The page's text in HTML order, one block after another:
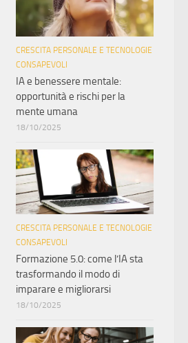
CRESCITA PERSONALE E TECNOLOGIE
CONSAPEVOLI
IA e benessere mentale:
opportunità e rischi per la
mente umana
18/10/2025
CRESCITA PERSONALE E TECNOLOGIE
CONSAPEVOLI
Formazione 5.0: come l’IA sta
trasformando il modo di
imparare e migliorarsi
18/10/2025